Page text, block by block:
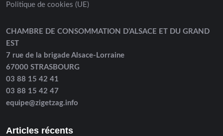
Politique de cookies (UE)
CHAMBRE DE CONSOMMATION D’ALSACE ET DU GRAND
EST
7 rue de la brigade Alsace-Lorraine
67000 STRASBOURG
03 88 15 42 41
03 88 15 42 47
equipe@zigetzag.info
Articles récents